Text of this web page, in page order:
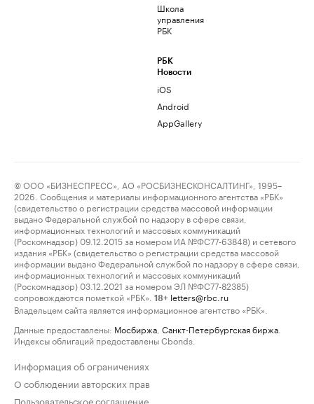
Школа
управления
РБК
РБК
Новости
iOS
Android
AppGallery
© ООО «БИЗНЕСПРЕСС», АО «РОСБИЗНЕСКОНСАЛТИНГ», 1995–
2026. Сообщения и материалы информационного агентства «РБК»
(свидетельство о регистрации средства массовой информации
выдано Федеральной службой по надзору в сфере связи,
информационных технологий и массовых коммуникаций
(Роскомнадзор) 09.12.2015 за номером ИА №ФС77-63848) и сетевого
издания «РБК» (свидетельство о регистрации средства массовой
информации выдано Федеральной службой по надзору в сфере связи,
информационных технологий и массовых коммуникаций
(Роскомнадзор) 03.12.2021 за номером ЭЛ №ФС77-82385)
сопровождаются пометкой «РБК».
18+ letters@rbc.ru
Владельцем сайта является информационное агентство «РБК».
Данные предоставлены: Мосбиржа Санкт-Петербургская биржа
Индексы облигаций предоставлены Cbonds.
Информация об ограничениях
О соблюдении авторских прав
Пользовательское соглашение